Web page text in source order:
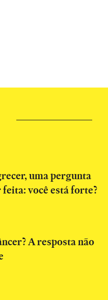
uma pergunta
você está forte?
A resposta não